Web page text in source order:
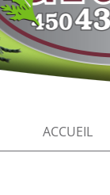
ACCUEIL